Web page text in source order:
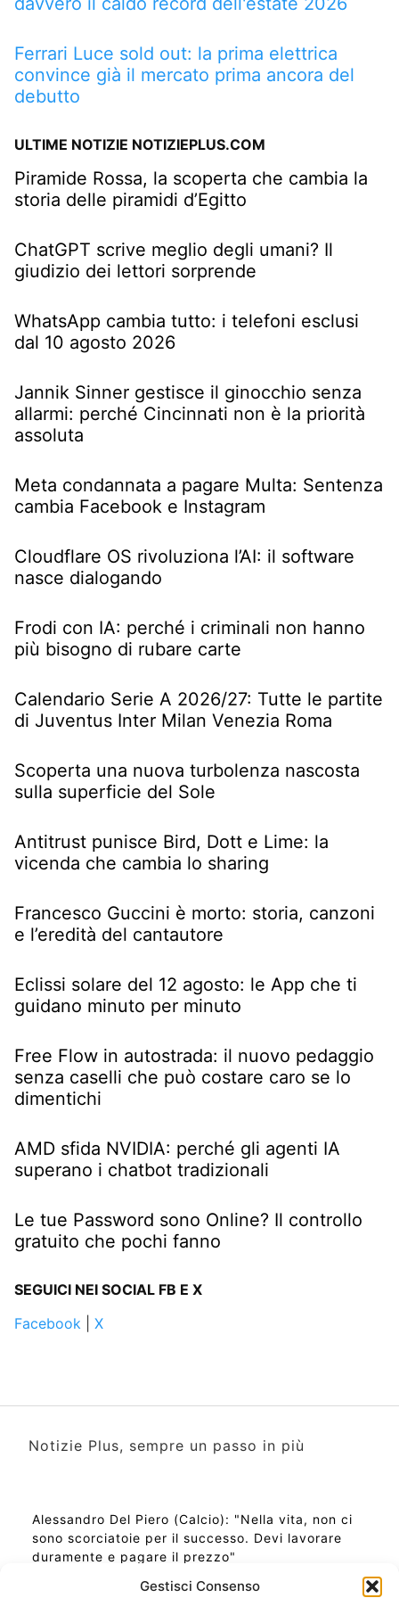
Gestisci Consenso
Ferrari Luce sold out: la prima elettrica
convince già il mercato prima ancora del
debutto
ULTIME NOTIZIE NOTIZIEPLUS.COM
Piramide Rossa, la scoperta che cambia la
storia delle piramidi d’Egitto
ChatGPT scrive meglio degli umani? Il
giudizio dei lettori sorprende
WhatsApp cambia tutto: i telefoni esclusi
dal 10 agosto 2026
Jannik Sinner gestisce il ginocchio senza
allarmi: perché Cincinnati non è la priorità
assoluta
Meta condannata a pagare Multa: Sentenza
cambia Facebook e Instagram
Cloudflare OS rivoluziona l’AI: il software
nasce dialogando
Frodi con IA: perché i criminali non hanno
più bisogno di rubare carte
Calendario Serie A 2026/27: Tutte le partite
di Juventus Inter Milan Venezia Roma
Scoperta una nuova turbolenza nascosta
sulla superficie del Sole
Antitrust punisce Bird, Dott e Lime: la
vicenda che cambia lo sharing
Francesco Guccini è morto: storia, canzoni
e l’eredità del cantautore
Eclissi solare del 12 agosto: le App che ti
guidano minuto per minuto
Free Flow in autostrada: il nuovo pedaggio
senza caselli che può costare caro se lo
dimentichi
AMD sfida NVIDIA: perché gli agenti IA
superano i chatbot tradizionali
Le tue Password sono Online? Il controllo
gratuito che pochi fanno
SEGUICI NEI SOCIAL FB E X
Facebook
X
Notizie Plus, sempre un passo in più
Alessandro Del Piero (Calcio): "Nella vita, non ci
sono scorciatoie per il successo. Devi lavorare
duramente e pagare il prezzo"